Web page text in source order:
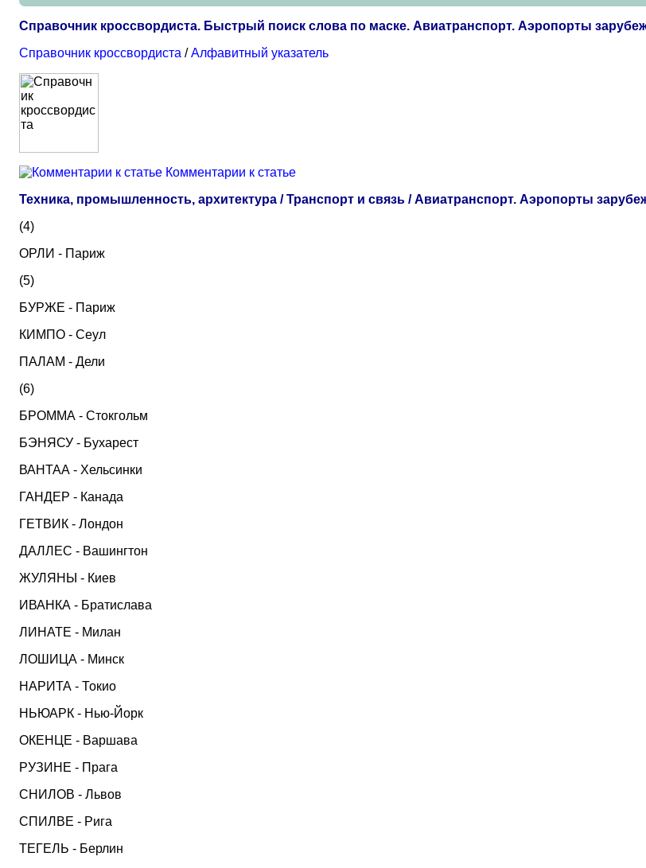
Справочник кроссвордиста. Быстрый поиск слова по маске. Авиатранспорт. Аэропорты
Справочник кроссвордиста /Алфавитный указатель
Комментарии к статье
Техника, промышленность, архитектура / Транспорт и связь / Авиатранспорт. Аэропорты
(4)
ОРЛИ - Париж
(5)
БУРЖЕ - Париж
КИМПО - Сеул
ПАЛАМ - Дели
(6)
БРОММА - Стокгольм
БЭНЯСУ - Бухарест
ВАНТАА - Хельсинки
ГАНДЕР - Канада
ГЕТВИК - Лондон
ДАЛЛЕС - Вашингтон
ЖУЛЯНЫ - Киев
ИВАНКА - Братислава
ЛИНАТЕ - Милан
ЛОШИЦА - Минск
НАРИТА - Токио
НЬЮАРК - Нью-Йорк
ОКЕНЦЕ - Варшава
РУЗИНЕ - Прага
СНИЛОВ - Львов
СПИЛВЕ - Рига
ТЕГЕЛЬ - Берлин